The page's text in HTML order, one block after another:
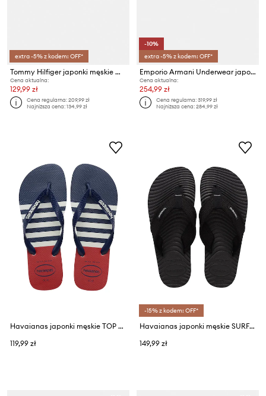
extra -5% z kodem: OFF*
Tommy Hilfiger japonki męskie MOLDED HILFIGER RWB BEACH SANDAL
Cena aktualna:
129,99 zł
Cena regularna:209,99 zł
Najniższa cena:134,99 zł
-10%
extra -5% z kodem: OFF*
Emporio Armani Underwear japonki
Cena aktualna:
254,99 zł
Cena regularna:319,99 zł
Najniższa cena:284,99 zł
Havaianas japonki męskie TOP NAUTICAL
119,99 zł
-15% z kodem: OFF*
Havaianas japonki męskie SURFER COAST
149,99 zł